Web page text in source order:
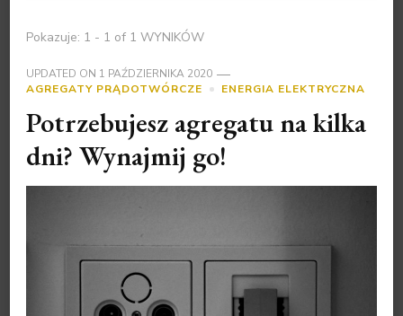
Pokazuje: 1 - 1 of 1 WYNIKÓW
UPDATED ON 1 PAŹDZIERNIKA 2020
AGREGATY PRĄDOTWÓRCZE
ENERGIA ELEKTRYCZNA
Potrzebujesz agregatu na kilka
dni? Wynajmij go!